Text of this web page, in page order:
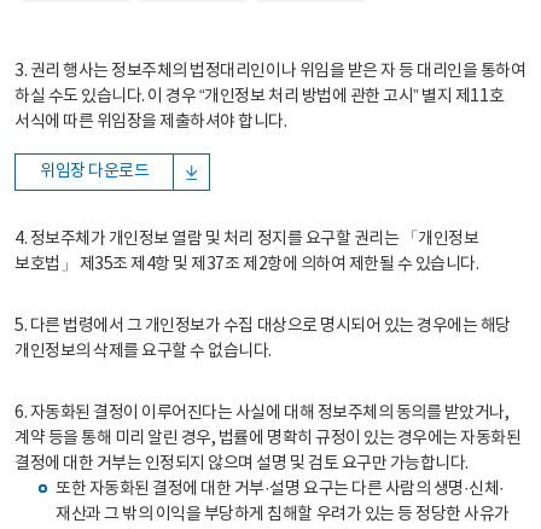
3. 권리 행사는 정보주체의 법정대리인이나 위임을 받은 자 등 대리인을 통하여
하실 수도 있습니다. 이 경우 “개인정보 처리 방법에 관한 고시” 별지 제11호
서식에 따른 위임장을 제출하셔야 합니다.
위임장 다운로드
4. 정보주체가 개인정보 열람 및 처리 정지를 요구할 권리는 「개인정보
보호법」 제35조 제4항 및 제37조 제2항에 의하여 제한될 수 있습니다.
5. 다른 법령에서 그 개인정보가 수집 대상으로 명시되어 있는 경우에는 해당
개인정보의 삭제를 요구할 수 없습니다.
6. 자동화된 결정이 이루어진다는 사실에 대해 정보주체의 동의를 받았거나,
계약 등을 통해 미리 알린 경우, 법률에 명확히 규정이 있는 경우에는 자동화된
결정에 대한 거부는 인정되지 않으며 설명 및 검토 요구만 가능합니다.
또한 자동화된 결정에 대한 거부·설명 요구는 다른 사람의 생명·신체·
재산과 그 밖의 이익을 부당하게 침해할 우려가 있는 등 정당한 사유가